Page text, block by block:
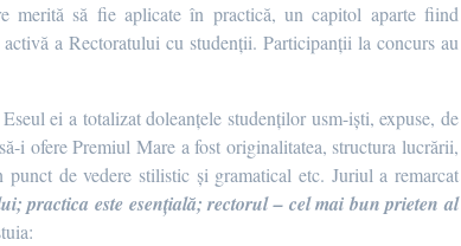
merită să fie aplicate în practică, un capitol aparte fiind
a Rectoratului cu studenții. Participanții la concurs au
ei a totalizat doleanțele studenților usm-iști, expuse, de
i ofere Premiul Mare a fost originalitatea, structura lucrării,
de vedere stilistic și gramatical etc. Juriul a remarcat
practica este esențială; rectorul – cel mai bun prieten al